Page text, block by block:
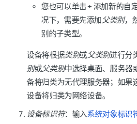
您也可以单击+ 添加新的自
况下，需要先添加 父类别，
别的子类型。
设备将根据类别或父类别进行分
别或父类别中选择桌面、 服务器
备将归类为无代理服务器；如果
设备将归类为网络设备。
设备标识符：输入系统对象标识